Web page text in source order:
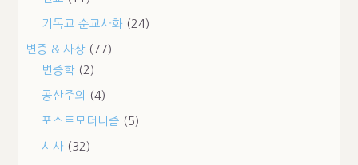
기독교 순교사화 (24)
변증 & 사상 (77)
변증학 (2)
공산주의 (4)
포스트모더니즘 (5)
시사 (32)